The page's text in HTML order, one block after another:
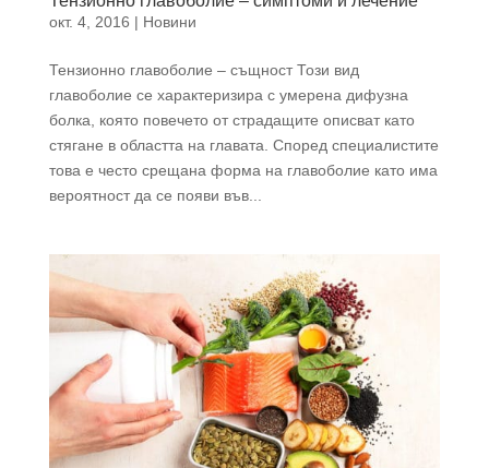
окт. 4, 2016 | Новини
Тензионно главоболие – същност Този вид
главоболие се характеризира с умерена дифузна
болка, която повечето от страдащите описват като
стягане в областта на главата. Според специалистите
това е често срещана форма на главоболие като има
вероятност да се появи във...